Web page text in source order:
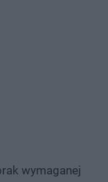
wymaganej